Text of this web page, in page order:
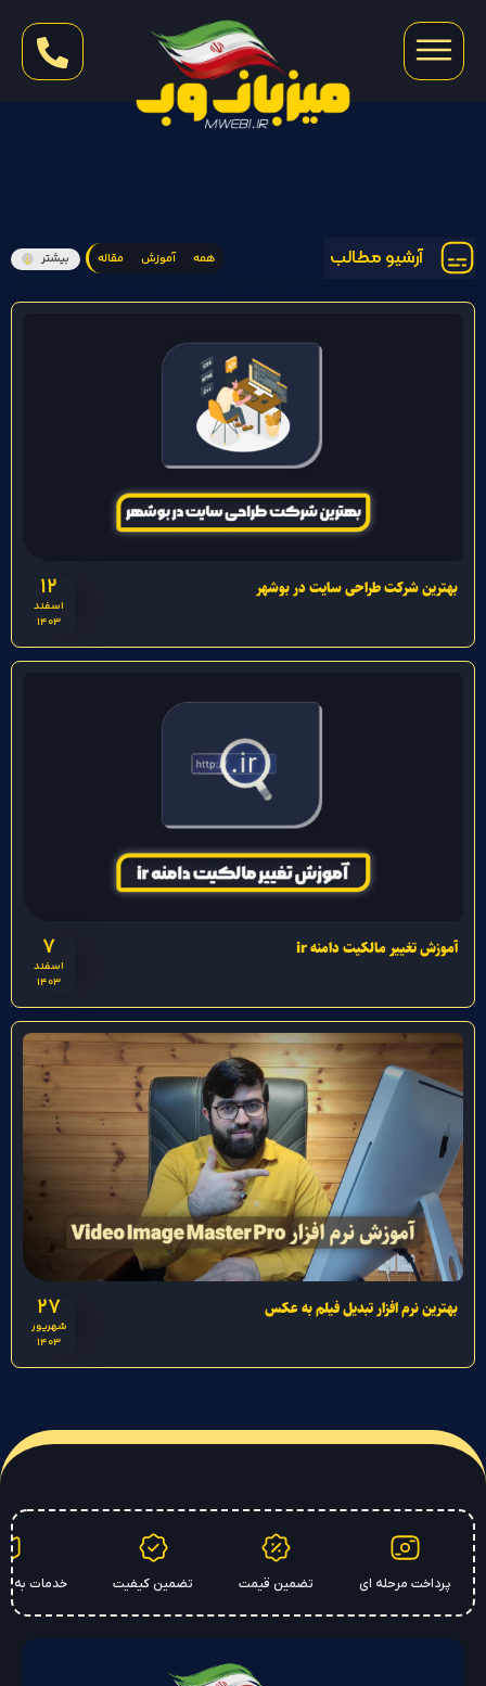
آرشیو مطالب همه آموزش مقاله بیشتر
12
اسفند
1403
بهترین شرکت طراحی سایت در بوشهر
7
اسفند
1403
آموزش تغییر مالکیت دامنه ir
27
شهریور
1403
بهترین نرم افزار تبدیل فیلم به عکس
پرداخت مرحله ای تضمین قیمت تضمین کیفیت خدمات به